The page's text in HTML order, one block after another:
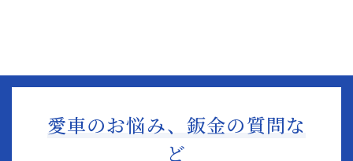
愛車のお悩み、鈑金の質問な
ど